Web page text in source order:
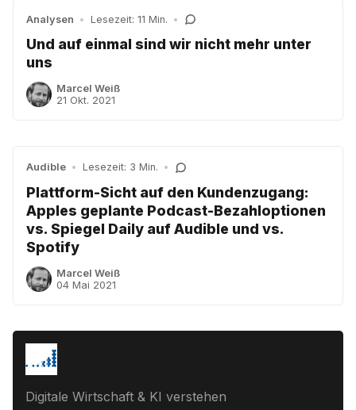
Analysen • Lesezeit: 11 Min. •
Und auf einmal sind wir nicht mehr unter
uns
Marcel Weiß
21 Okt. 2021
Audible • Lesezeit: 3 Min. •
Plattform-Sicht auf den Kundenzugang:
Apples geplante Podcast-Bezahloptionen
vs. Spiegel Daily auf Audible und vs.
Spotify
Marcel Weiß
04 Mai 2021
Digitale Wirtschaft & KI verstehen